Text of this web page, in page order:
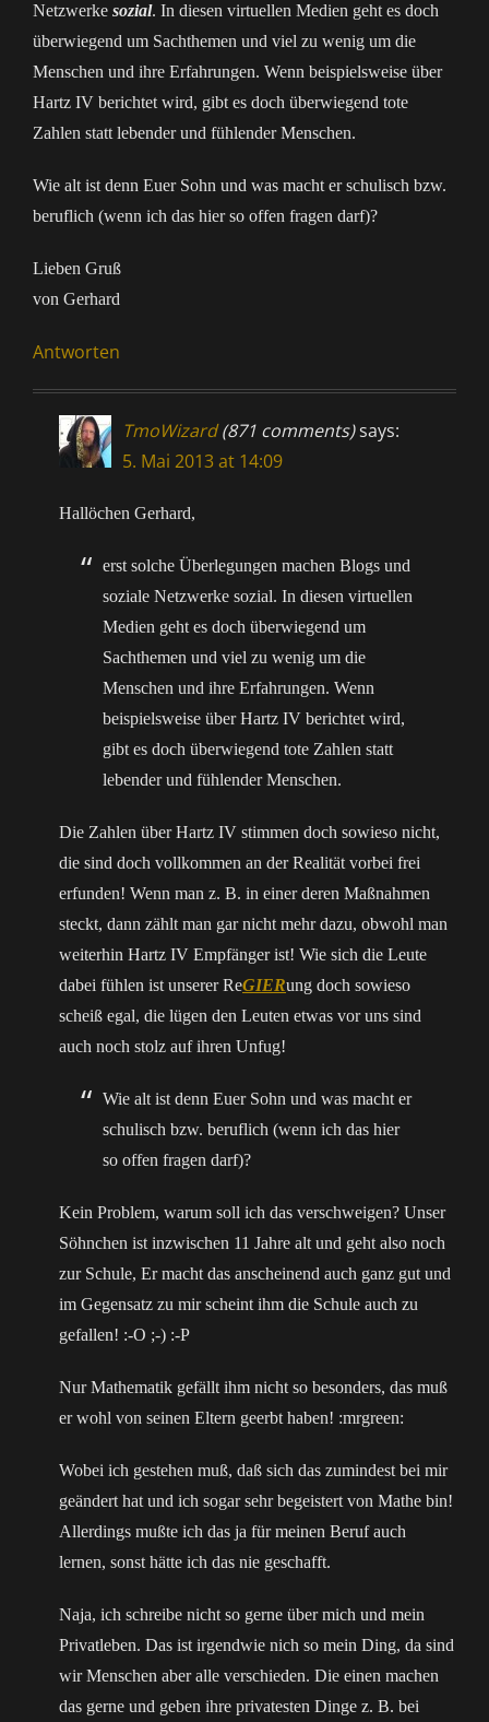
Netzwerke sozial. In diesen virtuellen Medien geht es doch
überwiegend um Sachthemen und viel zu wenig um die
Menschen und ihre Erfahrungen. Wenn beispielsweise über
Hartz IV berichtet wird, gibt es doch überwiegend tote
Zahlen statt lebender und fühlender Menschen.
Wie alt ist denn Euer Sohn und was macht er schulisch bzw.
beruflich (wenn ich das hier so offen fragen darf)?
Lieben Gruß
von Gerhard
Antworten
TmoWizard(871 comments)says:
5. Mai 2013 at 14:09
Hallöchen Gerhard,
erst solche Überlegungen machen Blogs und
soziale Netzwerke sozial. In diesen virtuellen
Medien geht es doch überwiegend um
Sachthemen und viel zu wenig um die
Menschen und ihre Erfahrungen. Wenn
beispielsweise über Hartz IV berichtet wird,
gibt es doch überwiegend tote Zahlen statt
lebender und fühlender Menschen.
Die Zahlen über Hartz IV stimmen doch sowieso nicht,
die sind doch vollkommen an der Realität vorbei frei
erfunden! Wenn man z. B. in einer deren Maßnahmen
steckt, dann zählt man gar nicht mehr dazu, obwohl man
weiterhin Hartz IV Empfänger ist! Wie sich die Leute
dabei fühlen ist unserer ReGIERung doch sowieso
scheiß egal, die lügen den Leuten etwas vor uns sind
auch noch stolz auf ihren Unfug!
Wie alt ist denn Euer Sohn und was macht er
schulisch bzw. beruflich (wenn ich das hier
so offen fragen darf)?
Kein Problem, warum soll ich das verschweigen? Unser
Söhnchen ist inzwischen 11 Jahre alt und geht also noch
zur Schule, Er macht das anscheinend auch ganz gut und
im Gegensatz zu mir scheint ihm die Schule auch zu
gefallen! :-O ;-) :-P
Nur Mathematik gefällt ihm nicht so besonders, das muß
er wohl von seinen Eltern geerbt haben! :mrgreen:
Wobei ich gestehen muß, daß sich das zumindest bei mir
geändert hat und ich sogar sehr begeistert von Mathe bin!
Allerdings mußte ich das ja für meinen Beruf auch
lernen, sonst hätte ich das nie geschafft.
Naja, ich schreibe nicht so gerne über mich und mein
Privatleben. Das ist irgendwie nich so mein Ding, da sind
wir Menschen aber alle verschieden. Die einen machen
das gerne und geben ihre privatesten Dinge z. B. bei